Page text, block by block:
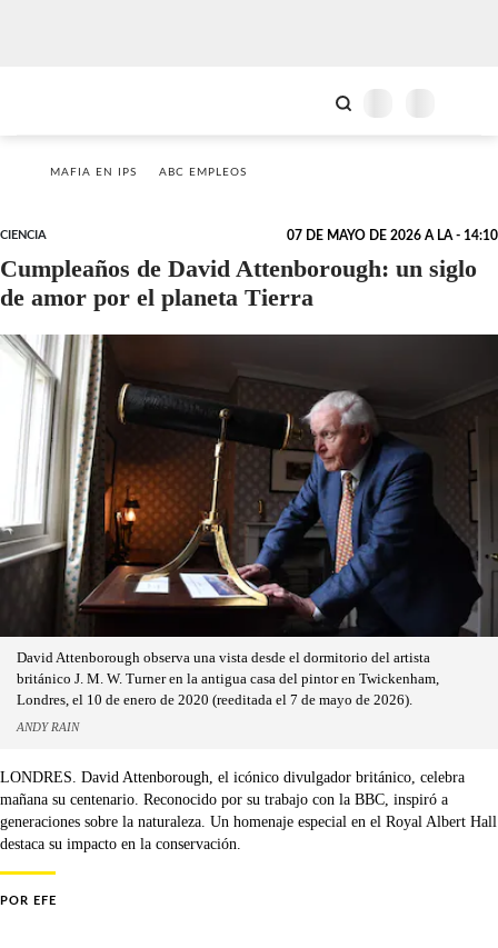
MAFIA EN IPS ABC EMPLEOS
CIENCIA 07 DE MAYO DE 2026 A LA - 14:10
Cumpleaños de David Attenborough: un siglo
de amor por el planeta Tierra
David Attenborough observa una vista desde el dormitorio del artista
británico J. M. W. Turner en la antigua casa del pintor en Twickenham,
Londres, el 10 de enero de 2020 (reeditada el 7 de mayo de 2026).
ANDY RAIN
LONDRES. David Attenborough, el icónico divulgador británico, celebra
mañana su centenario. Reconocido por su trabajo con la BBC, inspiró a
generaciones sobre la naturaleza. Un homenaje especial en el Royal Albert Hall
destaca su impacto en la conservación.
POR EFE